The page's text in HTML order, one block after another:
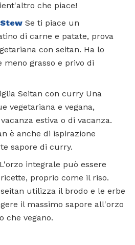
che piace!
Se ti piace un
di carne e patate, prova
con seitan. Ha lo
meno grasso e privo di
Seitan con curry Una
vegetariana e vegana,
estiva o di vacanza.
è anche di ispirazione
sapore di curry.
integrale può essere
proprio come il riso.
utilizza il brodo e le erbe
il massimo sapore all'orzo
che vegano.